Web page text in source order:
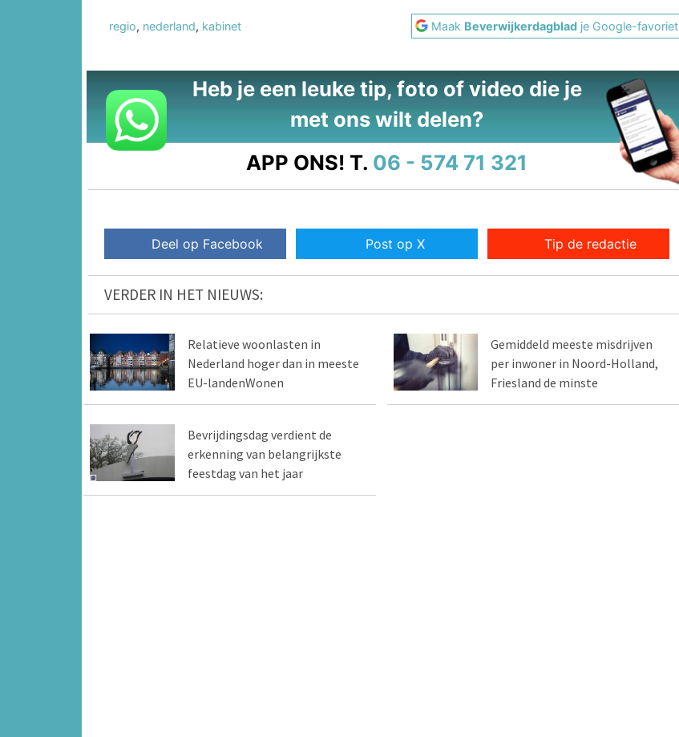
regio, nederland, kabinet Maak Beverwijkerdagblad je Google-favoriet
Heb je een leuke tip, foto of video die je
met ons wilt delen?
APP ONS! T. 06 - 574 71 321
Deel op Facebook Post op X Tip de redactie
VERDER IN HET NIEUWS:
Relatieve woonlasten in
Nederland hoger dan in meeste
EU-landenWonen
Gemiddeld meeste misdrijven
per inwoner in Noord-Holland,
Friesland de minste
Bevrijdingsdag verdient de
erkenning van belangrijkste
feestdag van het jaar